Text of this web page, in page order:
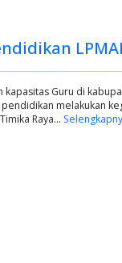
kapasitas Guru di
melakukan
Raya…